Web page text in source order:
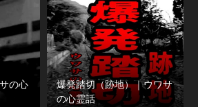
の心
爆発踏切（跡地）｜ウワサ
の心霊話